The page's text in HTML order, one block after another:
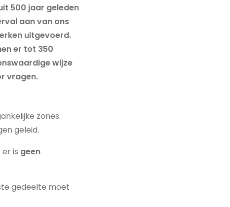
500 jaar geleden
aan van ons
uitgevoerd.
er tot 350
wijze
vragen.
zones:
geleid.
is geen
gedeelte moet